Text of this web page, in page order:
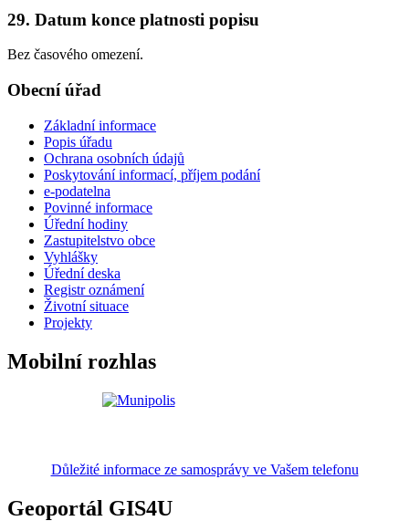
29. Datum konce platnosti popisu
Bez časového omezení.
Obecní úřad
Základní informace
Popis úřadu
Ochrana osobních údajů
Poskytování informací, příjem podání
e-podatelna
Povinné informace
Úřední hodiny
Zastupitelstvo obce
Vyhlášky
Úřední deska
Registr oznámení
Životní situace
Projekty
Mobilní rozhlas
Důležité informace ze samosprávy ve Vašem telefonu
Geoportál GIS4U